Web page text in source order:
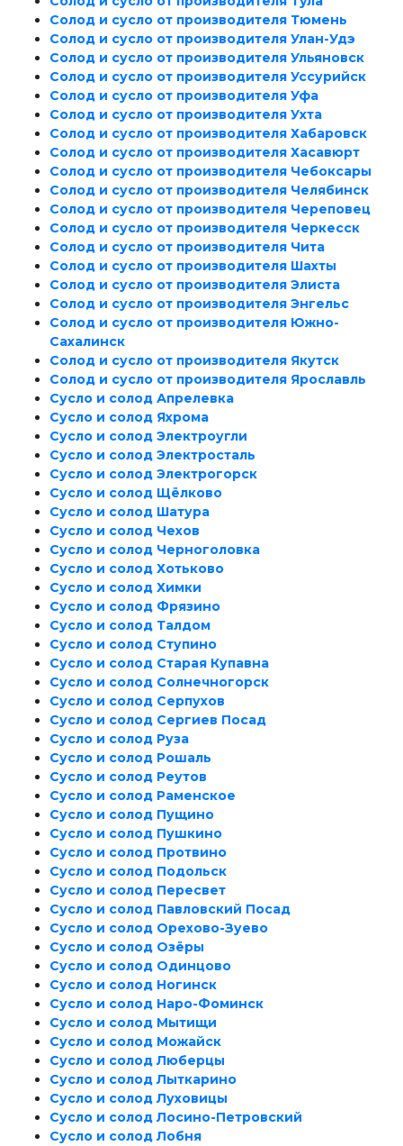
Солод и сусло от производителя Тюмень
Солод и сусло от производителя Улан-Удэ
Солод и сусло от производителя Ульяновск
Солод и сусло от производителя Уссурийск
Солод и сусло от производителя Уфа
Солод и сусло от производителя Ухта
Солод и сусло от производителя Хабаровск
Солод и сусло от производителя Хасавюрт
Солод и сусло от производителя Чебоксары
Солод и сусло от производителя Челябинск
Солод и сусло от производителя Череповец
Солод и сусло от производителя Черкесск
Солод и сусло от производителя Чита
Солод и сусло от производителя Шахты
Солод и сусло от производителя Элиста
Солод и сусло от производителя Энгельс
Солод и сусло от производителя Южно-
Сахалинск
Солод и сусло от производителя Якутск
Солод и сусло от производителя Ярославль
Сусло и солод Апрелевка
Сусло и солод Яхрома
Сусло и солод Электроугли
Сусло и солод Электросталь
Сусло и солод Электрогорск
Сусло и солод Щёлково
Сусло и солод Шатура
Сусло и солод Чехов
Сусло и солод Черноголовка
Сусло и солод Хотьково
Сусло и солод Химки
Сусло и солод Фрязино
Сусло и солод Талдом
Сусло и солод Ступино
Сусло и солод Старая Купавна
Сусло и солод Солнечногорск
Сусло и солод Серпухов
Сусло и солод Сергиев Посад
Сусло и солод Руза
Сусло и солод Рошаль
Сусло и солод Реутов
Сусло и солод Раменское
Сусло и солод Пущино
Сусло и солод Пушкино
Сусло и солод Протвино
Сусло и солод Подольск
Сусло и солод Пересвет
Сусло и солод Павловский Посад
Сусло и солод Орехово-Зуево
Сусло и солод Озёры
Сусло и солод Одинцово
Сусло и солод Ногинск
Сусло и солод Наро-Фоминск
Сусло и солод Мытищи
Сусло и солод Можайск
Сусло и солод Люберцы
Сусло и солод Лыткарино
Сусло и солод Луховицы
Сусло и солод Лосино-Петровский
Сусло и солод Лобня